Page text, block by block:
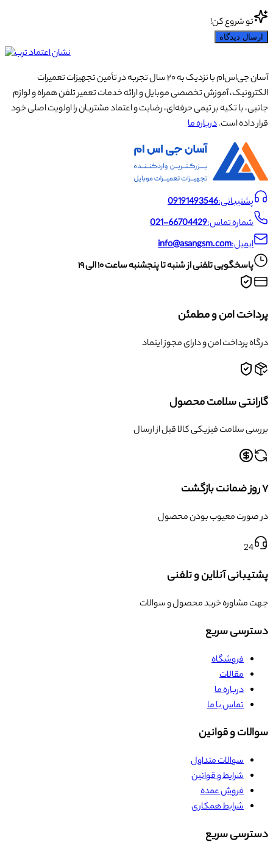
تو شروع کن!
ارسال دیدگاه
آسان جی‌اس‌ام با نزدیک به ۲۰ سال تجربه در تأمین تجهیزات تعمیرات
الکترونیک، آموزش تخصصی موبایل و ارائه خدمات تعمیر تلفن همراه و لوازم
جانبی، با تکیه بر تیمی حرفه‌ای، رضایت و اعتماد مشتریان را اولویت اصلی خود
قرار داده است.درباره ما
پشتیبانی:09191493546
شماره تماس:021-66704429
ایمیل:info@asangsm.com
پاسخگویی تلفنی از شنبه تا پنجشنبه ساعت ۱۰ الی ۱۹
پرداخت امن و مطمئن
درگاه پرداخت امن و دارای مجوز اینماد
گارانتی سلامت محصول
بررسی سلامت فیزیکی کالا قبل از ارسال
۷ روز ضمانت بازگشت
در صورت معیوب بودن محصول
24
پشتیبانی آنلاین و تلفنی
جهت مشاوره خرید محصول و سوالات
دسترسی سریع
فروشگاه
مقالات
درباره ما
تماس با ما
سوالات و قوانین
سوالات متداول
شرایط و قوانین
فروش عمده
شرایط همکاری
دسترسی سریع